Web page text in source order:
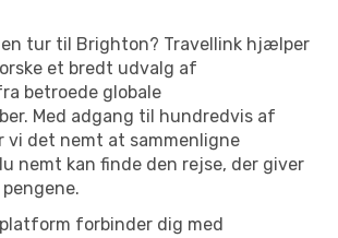
tur til Brighton? Travellink hjælper
et bredt udvalg af
betroede globale
Med adgang til hundredvis af
vi det nemt at sammenligne
nemt kan finde den rejse, der giver
forbinder dig med